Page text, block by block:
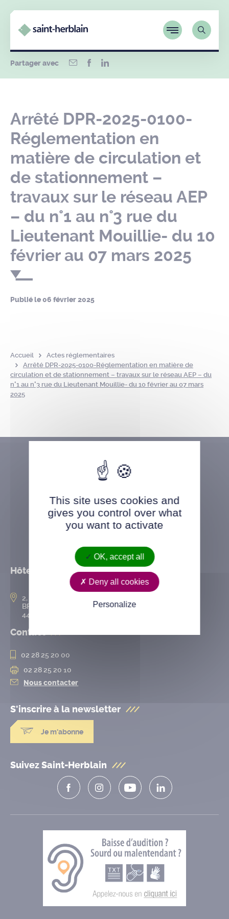
Partager avec
Arrêté DPR-2025-0100-
Réglementation en
matière de circulation et
de stationnement –
travaux sur le réseau AEP
– du n°1 au n°3 rue du
Lieutenant Mouillie- du 10
février au 07 mars 2025
Publié le06 février 2025
Accueil
Actes réglementaires
Arrêté DPR-2025-0100-Réglementation en matière de
circulation et de stationnement – travaux sur le réseau AEP – du
n°1 au n°3 rue du Lieutenant Mouillie- du 10 février au 07 mars
2025
Hôtel de ville
2, rue de l’Hôtel-de-Ville
BP 50167
44802 Saint-Herblain cedex
Contact
02 28 25 20 00
02 28 25 20 10
Nous contacter
S'inscrire à la newsletter
Je m'abonne
Suivez Saint-Herblain
This site uses cookies and
gives you control over what
you want to activate
OK, accept all
Deny all cookies
Personalize